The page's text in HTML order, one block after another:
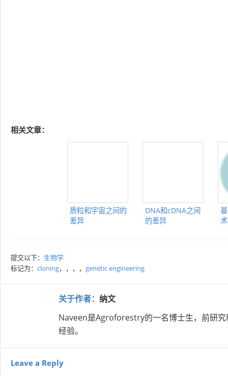
相关文章：
质粒和宇宙之间的
差异
DNA和cDNA之间
的差异
提交以下： 生物学
标记为： cloning，，，， genetic engineering
关于作者： 纳文
Naveen是Agroforestry的一名博士生，前研
经验。
Leave a Reply